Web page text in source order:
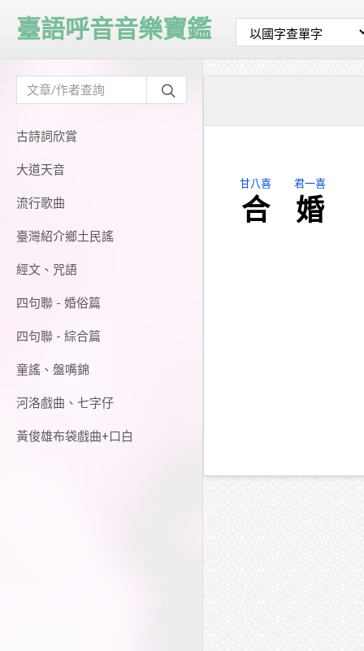
古詩詞欣賞
大道天音
流行歌曲
臺灣紹介鄉土民謠
經文、咒語
四句聯 - 婚俗篇
四句聯 - 綜合篇
童謠、盤嘴錦
河洛戲曲、七字仔
黃俊雄布袋戲曲+口白
臺語呼音音樂寶鑑
甘八喜
合
君一喜
婚